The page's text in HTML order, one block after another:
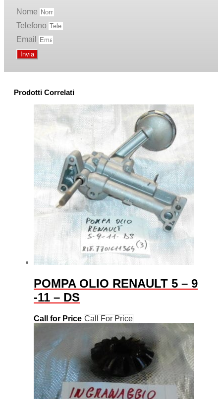
Nome
Telefono
Email
Invia
Prodotti Correlati
POMPA OLIO RENAULT 5 – 9
-11 – DS
Call for Price Call For Price